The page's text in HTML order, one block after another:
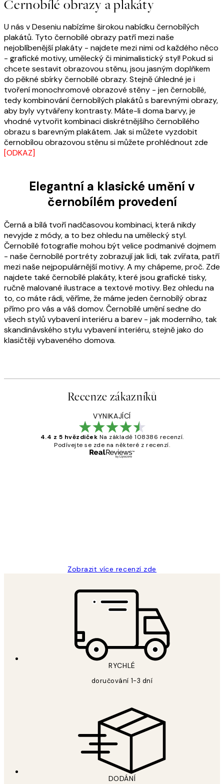
Černobílé obrazy a plakáty
U nás v Deseniu nabízíme širokou nabídku černobílých
plakátů. Tyto černobílé obrazy patří mezi naše
nejoblíbenější plakáty - najdete mezi nimi od každého něco
- grafické motivy, umělecký či minimalistický styl! Pokud si
chcete sestavit obrazovou stěnu, jsou jasným doplňkem
do pěkné sbírky černobílé obrazy. Stejně úhledné je i
tvoření monochromové obrazové stěny - jen černobílé,
tedy kombinování černobílých plakátů s barevnými obrazy,
aby byly vytvářeny kontrasty. Máte-li doma barvy, je
vhodné vytvořit kombinaci diskrétnějšího černobílého
obrazu s barevným plakátem. Jak si můžete vyzdobit
černobílou obrazovou stěnu si můžete prohlédnout zde
[ODKAZ]
Elegantní a klasické umění v
černobílém provedení
Černá a bílá tvoří nadčasovou kombinaci, která nikdy
nevyjde z módy, a to bez ohledu na umělecký styl.
Černobílé fotografie mohou být velice podmanivé dojmem
- naše černobílé portréty zobrazují jak lidi, tak zvířata, patří
mezi naše nejpopulárnější motivy. A my chápeme, proč. Zde
najdete také černobílé plakáty, které jsou grafické tisky,
ručně malované ilustrace a textové motivy. Bez ohledu na
to, co máte rádi, věříme, že máme jeden černobílý obraz
přímo pro vás a váš domov. Černobílé umění sedne do
všech stylů vybavení interiéru a barev - jak moderního, tak
skandinávského stylu vybavení interiéru, stejně jako do
klasičtěji vybaveného domova.
Recenze zákazníků
VYNIKAJÍCÍ
4.4 z 5 hvězdiček Na základě 108386 recenzí.
Podívejte se zde na některé z recenzí.
Zobrazit více recenzí zde
RYCHLÉ
doručování 1-3 dní
DODÁNÍ